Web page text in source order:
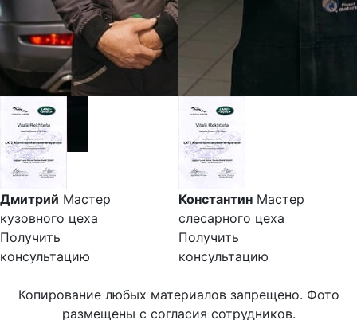
Дмитрий Мастер
кузовного цеха
Получить
консультацию
Константин Мастер
слесарного цеха
Получить
консультацию
Копирование любых материалов запрещено. Фото
размещены с согласия сотрудников.